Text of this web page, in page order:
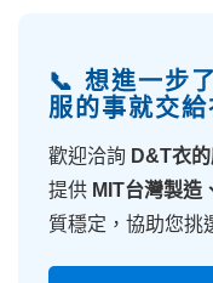
📞 想進一步
服的事就交
歡迎洽詢 D&T衣
提供 MIT台灣製造
質穩定，協助您挑